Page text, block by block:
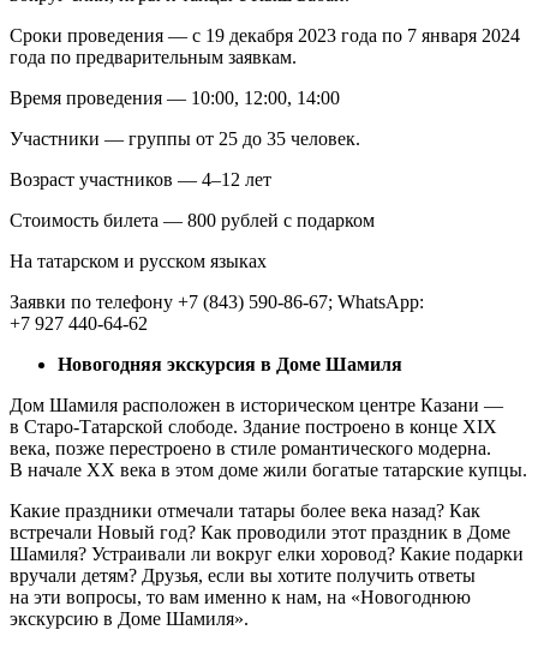
Сроки проведения — с 19 декабря 2023 года по 7 января 2024
года по предварительным заявкам.
Время проведения — 10:00, 12:00, 14:00
Участники — группы от 25 до 35 человек.
Возраст участников — 4–12 лет
Стоимость билета — 800 рублей с подарком
На татарском и русском языках
Заявки по телефону +7 (843) 590‑86‑67; WhatsApp:
+7 927 440‑64‑62
Новогодняя экскурсия в Доме Шамиля
Дом Шамиля расположен в историческом центре Казани —
в Старо-Татарской слободе. Здание построено в конце XIX
века, позже перестроено в стиле романтического модерна.
В начале XX века в этом доме жили богатые татарские купцы.
Какие праздники отмечали татары более века назад? Как
встречали Новый год? Как проводили этот праздник в Доме
Шамиля? Устраивали ли вокруг елки хоровод? Какие подарки
вручали детям? Друзья, если вы хотите получить ответы
на эти вопросы, то вам именно к нам, на «Новогоднюю
экскурсию в Доме Шамиля».